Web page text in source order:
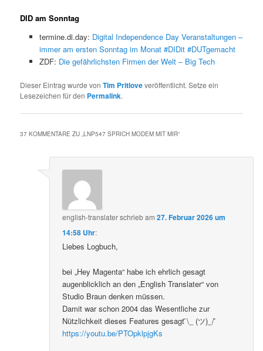
DID am Sonntag
termine.di.day: Digital Independence Day Veranstaltungen –
immer am ersten Sonntag im Monat #DIDit #DUTgemacht
ZDF: Die gefährlichsten Firmen der Welt – Big Tech
Dieser Eintrag wurde vonTim Pritloveveröffentlicht. Setze ein
Lesezeichen für den Permalink.
37 KOMMENTARE ZU „LNP547 SPRICH MODEM MIT MIR“
english-translaterschriebam27. Februar 2026 um
14:58 Uhr:
Liebes Logbuch,
bei „Hey Magenta“ habe ich ehrlich gesagt
augenblicklich an den „English Translater“ von
Studio Braun denken müssen.
Damit war schon 2004 das Wesentliche zur
Nützlichkeit dieses Features gesagt ̄\_ (ツ)_/ ̄
https://youtu.be/PTOpklpjgKs